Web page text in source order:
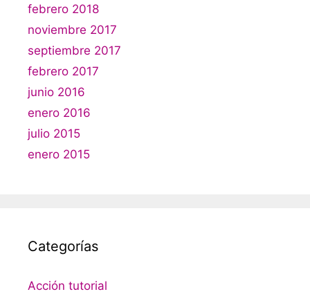
febrero 2018
noviembre 2017
septiembre 2017
febrero 2017
junio 2016
enero 2016
julio 2015
enero 2015
Categorías
Acción tutorial